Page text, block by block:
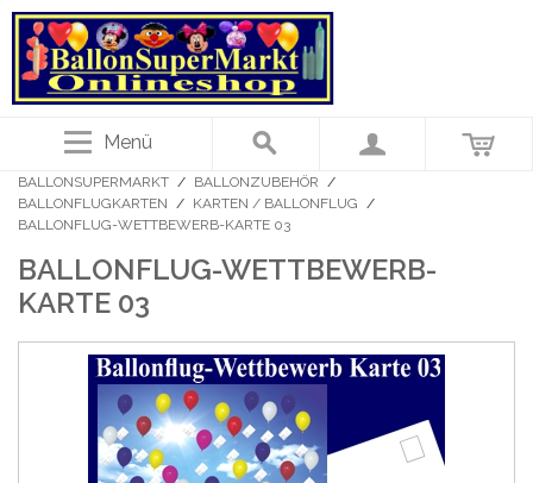
Menü
BALLONSUPERMARKT / BALLONZUBEHÖR /
BALLONFLUGKARTEN / KARTEN / BALLONFLUG /
BALLONFLUG-WETTBEWERB-KARTE 03
BALLONFLUG-WETTBEWERB-
KARTE 03